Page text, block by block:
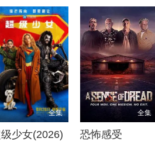
全集
少女(2026)
全集
恐怖感受